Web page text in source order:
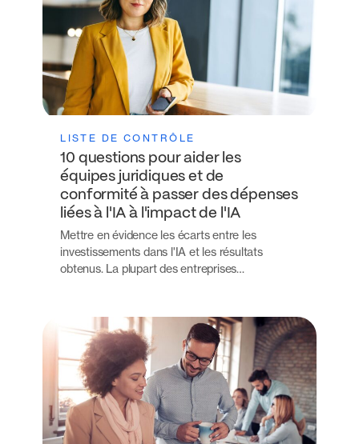
LISTE DE CONTRÔLE
10 questions pour aider les
équipes juridiques et de
conformité à passer des dépenses
liées à l'IA à l'impact de l'IA
Mettre en évidence les écarts entre les
investissements dans l'IA et les résultats
obtenus. La plupart des entreprises…